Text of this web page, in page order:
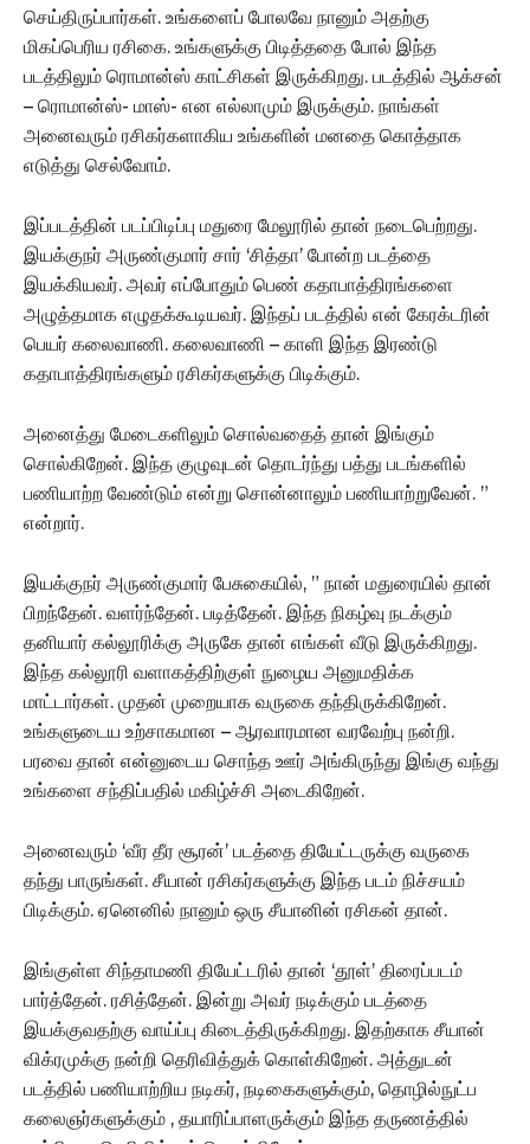
செய்திருப்பார்கள். உங்களைப் போலவே நானும் அதற்கு
மிகப்பெரிய ரசிகை. உங்களுக்கு பிடித்ததை போல் இந்த
படத்திலும் ரொமான்ஸ் காட்சிகள் இருக்கிறது. படத்தில் ஆக்சன்
– ரொமான்ஸ்- மாஸ்- என எல்லாமும் இருக்கும். நாங்கள்
அனைவரும் ரசிகர்களாகிய உங்களின் மனதை கொத்தாக
எடுத்து செல்வோம்.
இப்படத்தின் படப்பிடிப்பு மதுரை மேலூரில் தான் நடைபெற்றது.
இயக்குநர் அருண்குமார் சார் ‘சித்தா’ போன்ற படத்தை
இயக்கியவர். அவர் எப்போதும் பெண் கதாபாத்திரங்களை
அழுத்தமாக எழுதக்கூடியவர். இந்தப் படத்தில் என் கேரக்டரின்
பெயர் கலைவாணி. கலைவாணி – காளி இந்த இரண்டு
கதாபாத்திரங்களும் ரசிகர்களுக்கு பிடிக்கும்.
அனைத்து மேடைகளிலும் சொல்வதைத் தான் இங்கும்
சொல்கிறேன். இந்த குழுவுடன் தொடர்ந்து பத்து படங்களில்
பணியாற்ற வேண்டும் என்று சொன்னாலும் பணியாற்றுவேன். ”
என்றார்.
இயக்குநர் அருண்குமார் பேசுகையில், ” நான் மதுரையில் தான்
பிறந்தேன். வளர்ந்தேன். படித்தேன். இந்த நிகழ்வு நடக்கும்
தனியார் கல்லூரிக்கு அருகே தான் எங்கள் வீடு இருக்கிறது.
இந்த கல்லூரி வளாகத்திற்குள் நுழைய அனுமதிக்க
மாட்டார்கள். முதன் முறையாக வருகை தந்திருக்கிறேன்.
உங்களுடைய உற்சாகமான – ஆரவாரமான வரவேற்பு நன்றி.
பரவை தான் என்னுடைய சொந்த ஊர் அங்கிருந்து இங்கு வந்து
உங்களை சந்திப்பதில் மகிழ்ச்சி அடைகிறேன்.‌
அனைவரும் ‘வீர தீர சூரன்’ படத்தை தியேட்டருக்கு வருகை
தந்து பாருங்கள். சீயான் ரசிகர்களுக்கு இந்த படம் நிச்சயம்
பிடிக்கும். ஏனெனில் நானும் ஒரு சீயானின் ரசிகன் தான்.
இங்குள்ள சிந்தாமணி தியேட்டரில் தான் ‘தூள்’ திரைப்படம்
பார்த்தேன். ரசித்தேன். இன்று அவர் நடிக்கும் படத்தை
இயக்குவதற்கு வாய்ப்பு கிடைத்திருக்கிறது. இதற்காக சீயான்
விக்ரமுக்கு நன்றி தெரிவித்துக் கொள்கிறேன். அத்துடன்
படத்தில் பணியாற்றிய நடிகர், நடிகைகளுக்கும், தொழில்நுட்ப
கலைஞர்களுக்கும் , தயாரிப்பாளருக்கும் இந்த தருணத்தில்